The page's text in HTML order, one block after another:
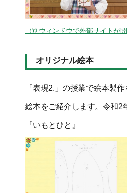
（別ウィンドウで外部サイトが開
オリジナル絵本
「表現2.」の授業で絵本製
絵本をご紹介します。令和2
『いもとひと』